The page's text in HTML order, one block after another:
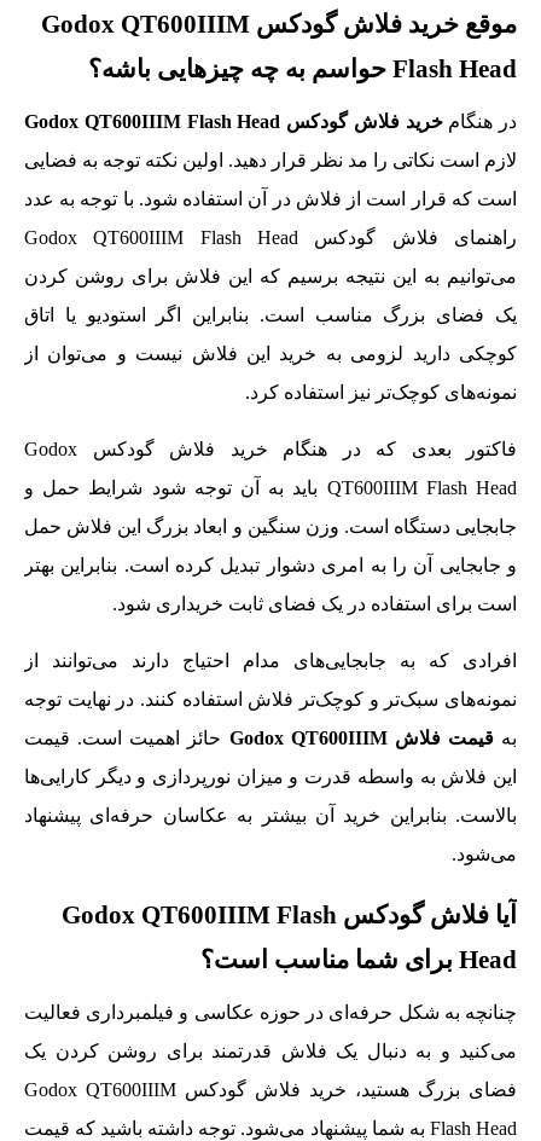
موقع خرید فلاش گودکس Godox QT600IIIM
Flash Head حواسم به چه چیزهایی باشه؟
در هنگامخرید فلاش گودکس Godox QT600IIIM Flash Head
لازم است نکاتی را مد نظر قرار دهید. اولین نکته توجه به فضایی
است که قرار است از فلاش در آن استفاده شود. با توجه به عدد
راهنمای فلاش گودکس Godox QT600IIIM Flash Head
می‌توانیم به این نتیجه برسیم که این فلاش برای روشن کردن
یک فضای بزرگ مناسب است. بنابراین اگر استودیو یا اتاق
کوچکی دارید لزومی به خرید این فلاش نیست و می‌توان از
نمونه‌های کوچک‌تر نیز استفاده کرد.
فاکتور بعدی که در هنگام خرید فلاش گودکس Godox
QT600IIIM Flash Head باید به آن توجه شود شرایط حمل و
جابجایی دستگاه است. وزن سنگین و ابعاد بزرگ این فلاش حمل
و جابجایی آن را به امری دشوار تبدیل کرده است. بنابراین بهتر
است برای استفاده در یک فضای ثابت خریداری شود.
افرادی که به جابجایی‌های مدام احتیاج دارند می‌توانند از
نمونه‌های سبک‌تر و کوچک‌تر فلاش استفاده کنند. در نهایت توجه
بهقیمت فلاش Godox QT600IIIM
حائز اهمیت است. قیمت
این فلاش به واسطه قدرت و میزان نورپردازی و دیگر کارایی‌ها
بالاست. بنابراین خرید آن بیشتر به عکاسان حرفه‌ای پیشنهاد
می‌شود.
آیا فلاش گودکس Godox QT600IIIM Flash
Head برای شما مناسب است؟
چنانچه به شکل حرفه‌ای در حوزه عکاسی و فیلمبرداری فعالیت
می‌کنید و به دنبال یک فلاش قدرتمند برای روشن کردن یک
فضای بزرگ هستید، خرید فلاش گودکس Godox QT600IIIM
Flash Head به شما پیشنهاد می‌شود. توجه داشته باشید که قیمت